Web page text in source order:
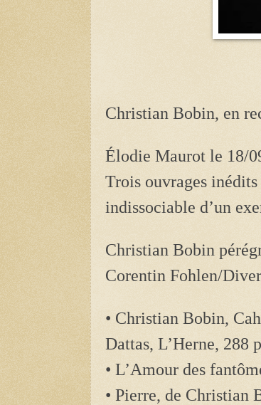
Christian Bobin, en
Élodie Maurot le 18/
Trois ouvrages
indissociable d’un
Christian Bobin
Corentin Fohlen/
• Christian Bobin,
Dattas, L’Herne, 288
• L’Amour des
• Pierre, de Christian